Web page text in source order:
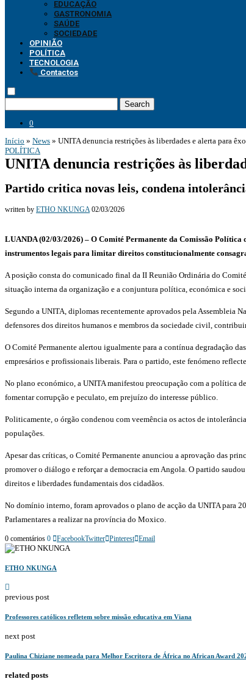
EDUCAÇÃO
GASTRONOMIA
SAÚDE
SOCIEDADE
OPINIÃO
POLÍTICA
TECNOLOGIA
Contactos
Search
0
Início » News » UNITA denuncia restrições às liberdades e alerta para
POLÍTICA
UNITA denuncia restrições às
Partido critica novas leis, condena
written by ETHO NKUNGA 02/03/2026
LUANDA (02/03/2026) – O Comité Permanente da Comissão
instrumentos legais para limitar direitos constitucionalmente
A posição consta do comunicado final da II Reunião Ordinária do
situação interna da organização e a conjuntura política, económica e
Segundo a UNITA, diplomas recentemente aprovados pela Assembleia
defensores dos direitos humanos e membros da sociedade civil,
O Comité Permanente alertou igualmente para a contínua degradação
empresários e profissionais liberais. Para o partido, este fenómeno
No plano económico, a UNITA manifestou preocupação com a política
fomentar corrupção e peculato, em prejuízo do interesse público.
Politicamente, o órgão condenou com veemência os actos de
populações.
Apesar das críticas, o Comité Permanente anunciou a aprovação das
promover o diálogo e reforçar a democracia em Angola. O partido
direitos e liberdades fundamentais dos cidadãos.
No domínio interno, foram aprovados o plano de acção da UNITA para
Parlamentares a realizar na província do Moxico.
0 comentários 0 FacebookTwitter Pinterest Email
ETHO NKUNGA
previous post
Professores católicos refletem sobre missão educativa em Viana
next post
Paulina Chiziane nomeada para Melhor Escritora de África no African Award
related posts